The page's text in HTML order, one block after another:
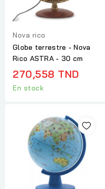
Nova rico
Globe terrestre - Nova
Rico ASTRA - 30 cm
270,558 TND
En stock